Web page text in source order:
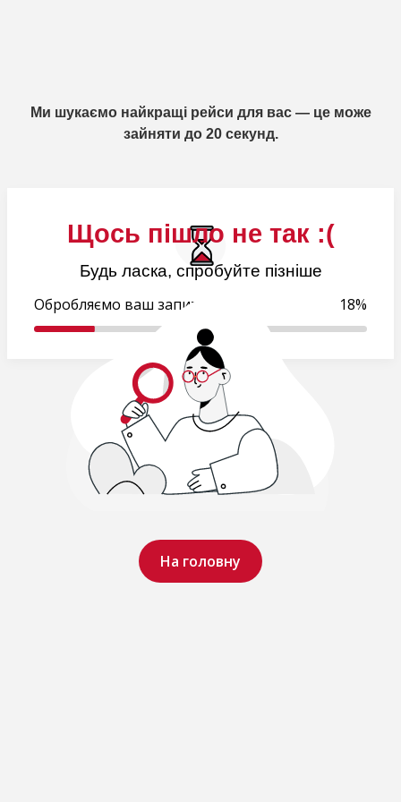
Щось пішло не так :(
Будь ласка, спробуйте пізніше
На головну
Ми шукаємо найкращі рейси для вас — це може
зайняти до 20 секунд.
Обробляємо ваш запит.. 19%